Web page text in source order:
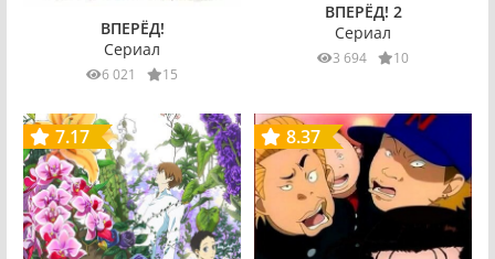
ВПЕРЁД!
Сериал
6 021 15
ВПЕРЁД! 2
Сериал
3 694 10
7.17 8.37